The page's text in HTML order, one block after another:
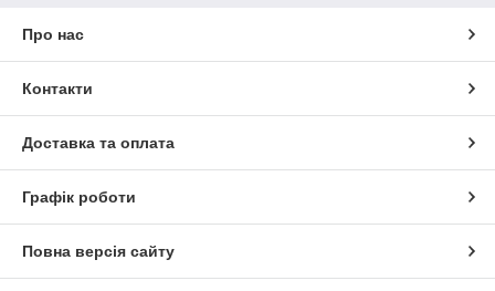
Про нас
Контакти
Доставка та оплата
Графік роботи
Повна версія сайту